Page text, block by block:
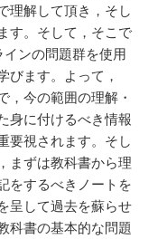
理解して頂き，そし
す。そして，そこで
ンの問題群を使用
びます。よって，
，今の範囲の理解・
身に付けるべき情報
要視されます。そし
まずは教科書から理
をするべきノートを
呈して過去を蘇らせ
科書の基本的な問題